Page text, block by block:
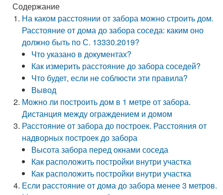
Содержание
На каком расстоянии от забора можно строить дом.
Расстояние от дома до забора соседа: каким оно
должно быть по С. 13330.2019?
Что указано в документах?
Как измерить расстояние до забора соседей?
Что будет, если не соблюсти эти правила?
Вывод
Можно ли построить дом в 1 метре от забора.
Дистанция между ограждением и домом
Расстояние от забора до построек. Расстояния от
надворных построек до забора
Высота забора перед окнами соседа
Как расположить постройки внутри участка
Как расположить постройки внутри участка
Если расстояние от дома до забора менее 3 метров.